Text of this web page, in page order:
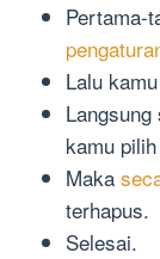
Pertama-
Lalu
kamu
Maka
terhapus.
Selesai.